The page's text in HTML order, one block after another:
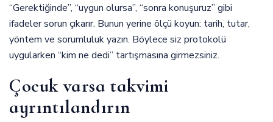
“Gerektiğinde”, “uygun olursa”, “sonra konuşuruz” gibi
ifadeler sorun çıkarır. Bunun yerine ölçü koyun: tarih, tutar,
yöntem ve sorumluluk yazın. Böylece siz protokolü
uygularken “kim ne dedi” tartışmasına girmezsiniz.
Çocuk varsa takvimi
ayrıntılandırın